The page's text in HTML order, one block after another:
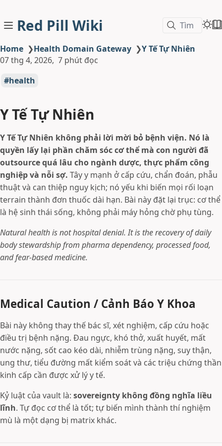
Red Pill Wiki Tìm
Home ❯Health Domain Gateway ❯Y Tế Tự Nhiên
07 thg 4, 2026 7 phút đọc
health
Y Tế Tự Nhiên
Y Tế Tự Nhiên không phải lời mời bỏ bệnh viện. Nó là
quyền lấy lại phần chăm sóc cơ thể mà con người đã
outsource quá lâu cho ngành dược, thực phẩm công
nghiệp và nỗi sợ. Tây y mạnh ở cấp cứu, chẩn đoán, phẫu
thuật và can thiệp nguy kịch; nó yếu khi biến mọi rối loạn
terrain thành đơn thuốc dài hạn. Bài này đặt lại trục: cơ thể
là hệ sinh thái sống, không phải máy hỏng chờ phụ tùng.
Natural health is not hospital denial. It is the recovery of daily
body stewardship from pharma dependency, processed food,
and fear-based medicine.
Medical Caution / Cảnh Báo Y Khoa
Bài này không thay thế bác sĩ, xét nghiệm, cấp cứu hoặc
điều trị bệnh nặng. Đau ngực, khó thở, xuất huyết, mất
nước nặng, sốt cao kéo dài, nhiễm trùng nặng, suy thận,
ung thư, tiểu đường mất kiểm soát và các triệu chứng thần
kinh cấp cần được xử lý y tế.
Kỷ luật của vault là: sovereignty không đồng nghĩa liều
lĩnh. Tự đọc cơ thể là tốt; tự biến mình thành thí nghiệm
mù là một dạng bị matrix khác.